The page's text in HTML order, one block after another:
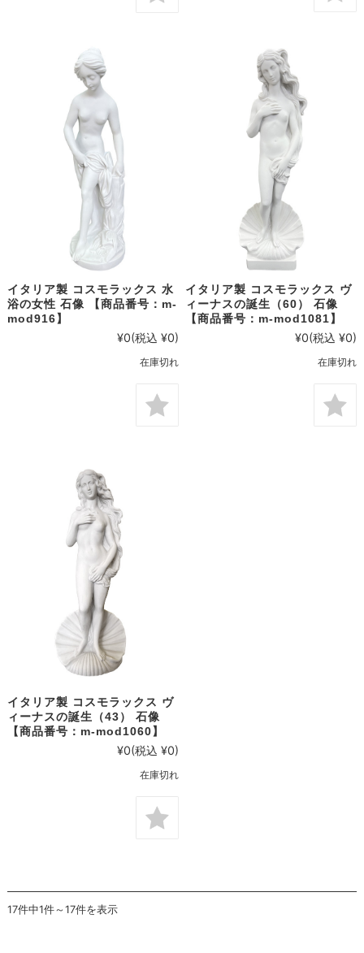
イタリア製 コスモラックス 水
浴の女性 石像 【商品番号：m-
mod916】
¥0(税込 ¥0)
在庫切れ
イタリア製 コスモラックス ヴ
ィーナスの誕生（60） 石像
【商品番号：m-mod1081】
¥0(税込 ¥0)
在庫切れ
イタリア製 コスモラックス ヴ
ィーナスの誕生（43） 石像
【商品番号：m-mod1060】
¥0(税込 ¥0)
在庫切れ
17件中1件～17件を表示